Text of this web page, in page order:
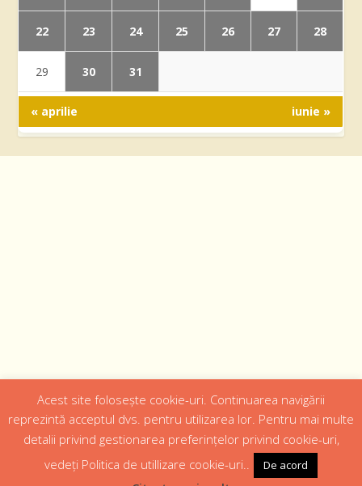
22 23 24 25 26 27 28
29 30 31
« aprilie iunie »
Designed byWeb Design 4Us Consulting |
Istoric Episcopul Institutii Media
Cateheza
Parteneri
Politică confidențialitate
Acest site folosește cookie-uri. Continuarea navigării
reprezintă acceptul dvs. pentru utilizarea lor. Pentru mai multe
detalii privind gestionarea preferințelor privind cookie-uri,
vedeți Politica de utillizare cookie-uri..
De acord